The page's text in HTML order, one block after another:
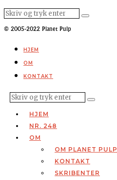
© 2005-2022 Planet Pulp
HJEM
OM
KONTAKT
HJEM
NR. 248
OM
OM PLANET PULP
KONTAKT
SKRIBENTER